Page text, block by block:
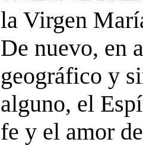
la Virgen
De nuevo, en
geográfico y
alguno, el
fe y el amor